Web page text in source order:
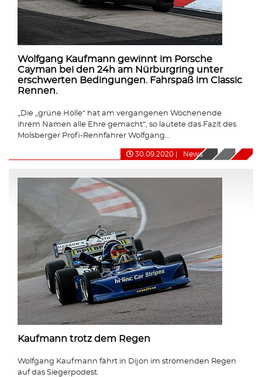
Wolfgang Kaufmann gewinnt im Porsche
Cayman bei den 24h am Nürburgring unter
erschwerten Bedingungen. Fahrspaß im Classic
Rennen.
„Die „grüne Hölle“ hat am vergangenen Wochenende
ihrem Namen alle Ehre gemacht“, so lautete das Fazit des
Molsberger Profi-Rennfahrer Wolfgang...
30.09.2020 News
Kaufmann trotz dem Regen
Wolfgang Kaufmann fährt in Dijon im strömenden Regen
auf das Siegerpodest.